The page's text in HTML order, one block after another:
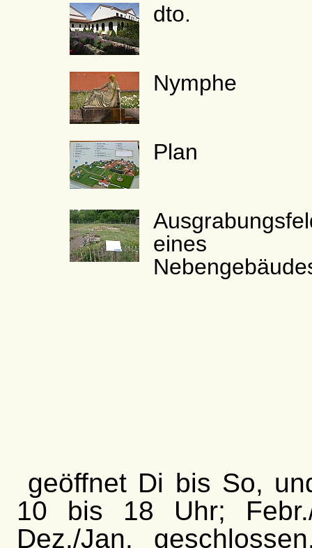
dto.
Nymphe
Plan
eines
geöffnet Di bis So,
10 bis 18 Uhr;
Dez./Jan.